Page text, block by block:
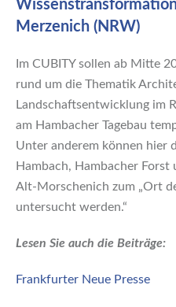
Merzenich (NRW)
Im CUBITY sollen ab Mitte
rund um die Thematik
Landschaftsentwicklung im
am Hambacher Tagebau
Unter anderem können hier
Hambach, Hambacher
Alt-Morschenich zum „Ort
untersucht werden.“
Lesen Sie auch die Beiträge:
Frankfurter Neue Presse